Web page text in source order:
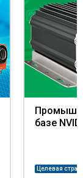
базе
Целевая